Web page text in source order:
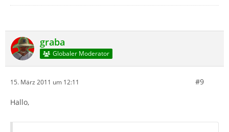
graba
Globaler Moderator
15. März 2011 um 12:11 #9
Hallo,